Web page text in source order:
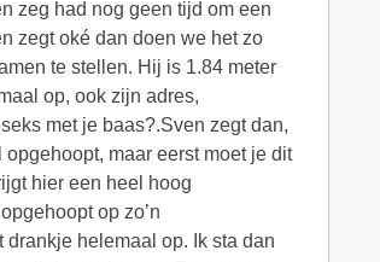
zeg had nog geen tijd om een
zegt oké dan doen we het zo
te stellen. Hij is 1.84 meter
op, ook zijn adres,
met je baas?.Sven zegt dan,
maar eerst moet je dit
hier een heel hoog
op zo’n
helemaal op. Ik sta dan